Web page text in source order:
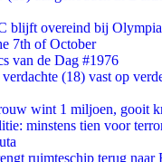
blijft overeind bij
7th of October
van de Dag #1976
(18) vast op
wint 1 miljoen, gooit
minstens tien voor
ruimteschip terug naar